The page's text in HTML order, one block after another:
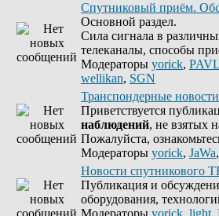
Спутниковый приём.
Основной раздел.
Сила сигнала в
телеканалы, способы
Модераторы yorick,
wellikan, SGN
Транспондерные новости
Приветствуется
наблюдений, не взятых
Пожалуйста,
Модераторы yorick, JaWa,
Новости спутникового
Публикация и
оборудования,
Модераторы yorick, light,